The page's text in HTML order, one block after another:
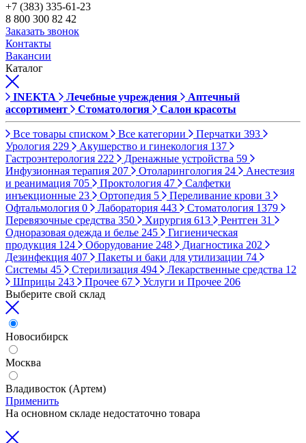
+7 (383) 335-61-23
8 800 300 82 42
Заказать звонок
Контакты
Вакансии
Каталог
INEKTA Лечебные учреждения
Аптечный
ассортимент
Стоматология Салон красоты
Все товары списком Все категории Перчатки 393
Урология 229 Акушерство и гинекология 137
Гастроэнтерология 222 Дренажные устройства 59
Инфузионная терапия 207 Отоларингология 24
Анестезия
и реанимация 705 Проктология 47
Салфетки
инъекционные 23 Ортопедия 5 Переливание крови 3
Офтальмология 0 Лаборатория 443 Стоматология 1379
Перевязочные средства 350 Хирургия 613 Рентген 31
Одноразовая одежда и белье 245
Гигиеническая
продукция 124 Оборудование 248 Диагностика 202
Дезинфекция 407 Пакеты и баки для утилизации 74
Системы 45 Стерилизация 494 Лекарственные средства 12
Шприцы 243 Прочее 67 Услуги и Прочее 206
Выберите свой склад
Новосибирск
Москва
Владивосток (Артем)
Применить
На основном складе недостаточно товара